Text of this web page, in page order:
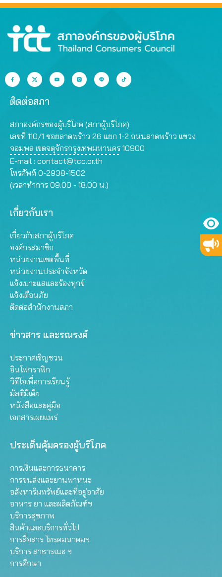
ติดต่อสภา
สภาองค์กรของผู้บริโภค (สภาผู้บริโภค)
เลขที่ 110/1 ซอยลาดพร้าว 26 แยก 1-2 ถนนลาดพร้าว แขวง
จอมพล เขตจตุจักรกรุงเทพมหานคร 10900
E-mail : contact@tcc.or.th
โทรศัพท์ 0-2938-1502
(เวลาทำการ 09.00 - 18.00 น.)
เกี่ยวกับเรา
เกี่ยวกับสภาผู้บริโภค
องค์กรสมาชิก
หน่วยงานเขตพื้นที่
หน่วยงานประจำจังหวัด
แจ้งเบาะแสและร้องทุกข์
แจ้งเตือนภัย
ติดต่อสำนักงานสภา
ข่าวสาร และรณรงค์
ประกาศเชิญชวน
อินโฟกราฟิก
วิดีโอเพื่อการเรียนรู้
มัลติมีเดีย
หนังสือและคู่มือ
เอกสารเผยแพร่
ประเด็นคุ้มครองผู้บริโภค
การเงินและการธนาคาร
การขนส่งและยานพาหนะ
อสังหาริมทรัพย์และที่อยู่อาศัย
อาหาร ยา และผลิตภัณฑ์ฯ
บริการสุขภาพ
สินค้าและบริการทั่วไป
การสื่อสาร โทรคมนาคมฯ
บริการ สาธารณะ ฯ
การศึกษา